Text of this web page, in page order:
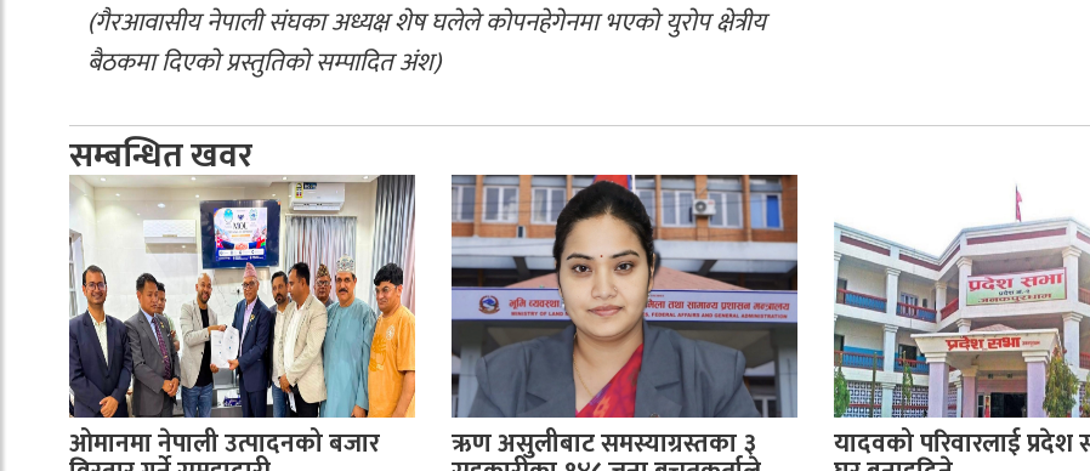
(गैरआवासीय नेपाली संघका अध्यक्ष शेष घलेले कोपनहेगेनमा भएको युरोप क्षेत्रीय
बैठकमा दिएको प्रस्तुतिको सम्पादित अंश)
सम्बन्धित खवर
ओमानमा नेपाली उत्पादनको बजार ऋण असुलीबाट समस्याग्रस्तका ३ यादवको परिवारलाई